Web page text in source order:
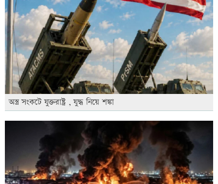
অস্ত্র সংকটে যুক্তরাষ্ট্র , যুদ্ধ নিয়ে শঙ্কা